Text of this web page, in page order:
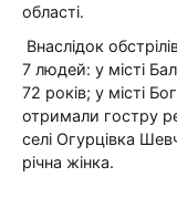
області.
Внаслідок
7 людей: у місті
72 років; у місті
отримали гостру
селі Огурцівка
річна жінка.